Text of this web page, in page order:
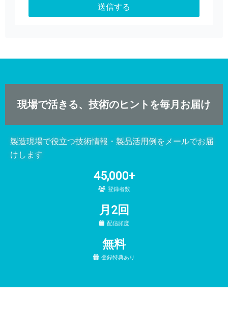
現場で活きる、技術のヒントを毎月お届け
製造現場で役立つ技術情報・製品活用例をメールでお届
けします
45,000+
登録者数
月2回
配信頻度
無料
登録特典あり